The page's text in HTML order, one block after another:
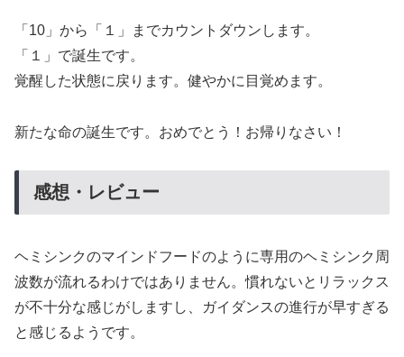
「10」から「１」までカウントダウンします。
「１」で誕生です。
覚醒した状態に戻ります。健やかに目覚めます。
新たな命の誕生です。おめでとう！お帰りなさい！
感想・レビュー
ヘミシンクのマインドフードのように専用のヘミシンク周
波数が流れるわけではありません。慣れないとリラックス
が不十分な感じがしますし、ガイダンスの進行が早すぎる
と感じるようです。